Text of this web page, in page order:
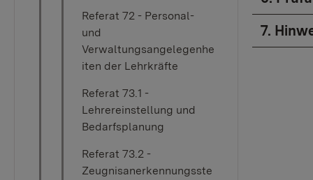
Referat 72 - Personal-
und
Verwaltungsangelegenhe
iten der Lehrkräfte
Referat 73.1 -
Lehrereinstellung und
Bedarfsplanung
Referat 73.2 -
Zeugnisanerkennungsste
7.